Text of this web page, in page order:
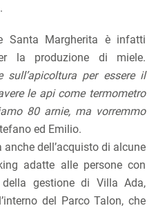
Santa Margherita è infatti
la produzione di miele.
per essere il
le api come termometro
80 arnie, ma vorremmo
ed Emilio.
dell’acquisto di alcune
adatte alle persone con
gestione di Villa Ada,
del Parco Talon, che